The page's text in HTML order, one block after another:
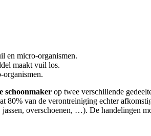
en micro-organismen.
maakt vuil los.
organismen.
schoonmaker op twee verschillende
80% van de verontreiniging echter
overschoenen, …). De handelingen